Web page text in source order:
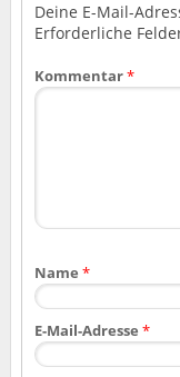
Deine E-Mail-
Erforderliche
Kommentar*
Name *
E-Mail-Adresse *